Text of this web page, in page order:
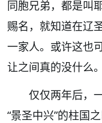
同胞兄弟，都是叫
赐名，就知道在辽
一家人。或许这也
让之间真的没什么。
仅仅两年后，
“景圣中兴”的柱国